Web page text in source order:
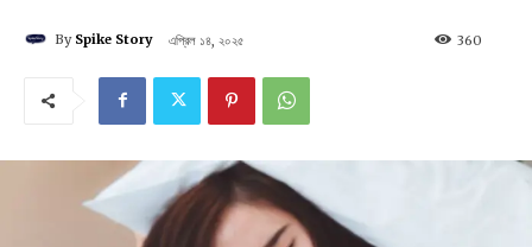
By Spike Story এপ্রিল ১৪, ২০২৫ 360